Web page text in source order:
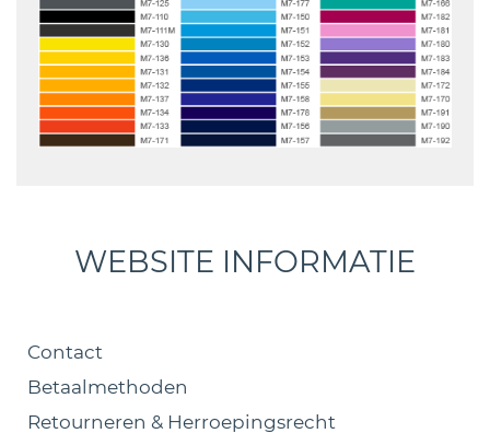
WEBSITE INFORMATIE
Contact
Betaalmethoden
Retourneren & Herroepingsrecht